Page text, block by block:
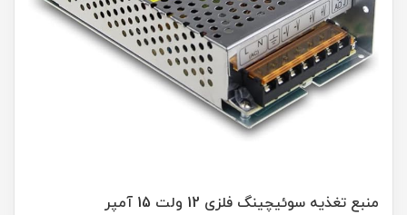
منبع تغذیه سوئیچینگ فلزی 12 ولت 15 آمپر